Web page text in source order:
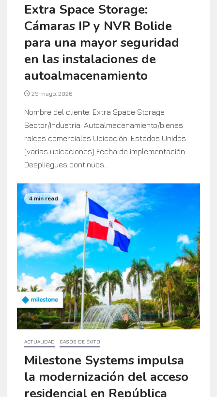
Extra Space Storage:
Cámaras IP y NVR Bolide
para una mayor seguridad
en las instalaciones de
autoalmacenamiento
25 mayo, 2026
Nombre del cliente: Extra Space Storage
Sector/Industria: Autoalmacenamiento/bienes
raíces comerciales Ubicación: Estados Unidos
(varias ubicaciones) Fecha de implementación:
Despliegues continuos...
4 min read
ACTUALIDAD CASOS DE ÉXITO
Milestone Systems impulsa
la modernización del acceso
residencial en República